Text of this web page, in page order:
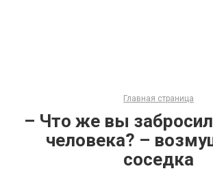
Главная страница
– Что же вы
человека? –
соседка